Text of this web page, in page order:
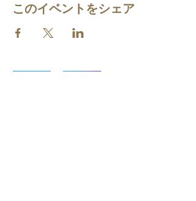
このイベントをシェア